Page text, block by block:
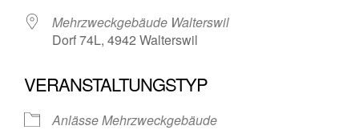
Mehrzweckgebäude Walterswil
Dorf 74L, 4942 Walterswil
VERANSTALTUNGSTYP
Anlässe Mehrzweckgebäude